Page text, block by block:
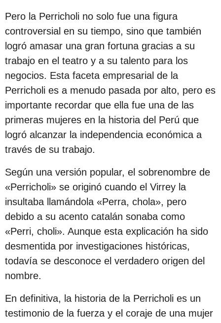
Pero la Perricholi no solo fue una figura
controversial en su tiempo, sino que también
logró amasar una gran fortuna gracias a su
trabajo en el teatro y a su talento para los
negocios. Esta faceta empresarial de la
Perricholi es a menudo pasada por alto, pero es
importante recordar que ella fue una de las
primeras mujeres en la historia del Perú que
logró alcanzar la independencia económica a
través de su trabajo.
Según una versión popular, el sobrenombre de
«Perricholi» se originó cuando el Virrey la
insultaba llamándola «Perra, chola», pero
debido a su acento catalán sonaba como
«Perri, choli». Aunque esta explicación ha sido
desmentida por investigaciones históricas,
todavía se desconoce el verdadero origen del
nombre.
En definitiva, la historia de la Perricholi es un
testimonio de la fuerza y el coraje de una mujer